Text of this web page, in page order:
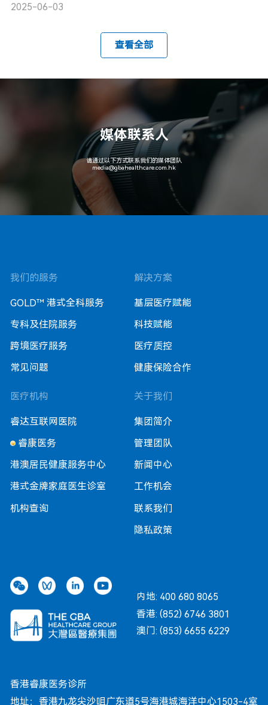
2025-06-03
查看全部
媒体联系人
请通过以下方式联系我们的媒体团队
media@gbahealthcare.com.hk
内地: 400 680 8065
香港: (852) 6746 3801
澳门: (853) 6655 6229
我们的服务
GOLD™ 港式全科服务
专科及住院服务
跨境医疗服务
常见问题
解决方案
基层医疗赋能
科技赋能
医疗质控
健康保险合作
医疗机构
睿达互联网医院
睿康医务
港澳居民健康服务中心
港式金牌家庭医生诊室
机构查询
关于我们
集团简介
管理团队
新闻中心
工作机会
联系我们
隐私政策
香港睿康医务诊所
地址：香港九龙尖沙咀广东道5号海港城海洋中心1503-4室